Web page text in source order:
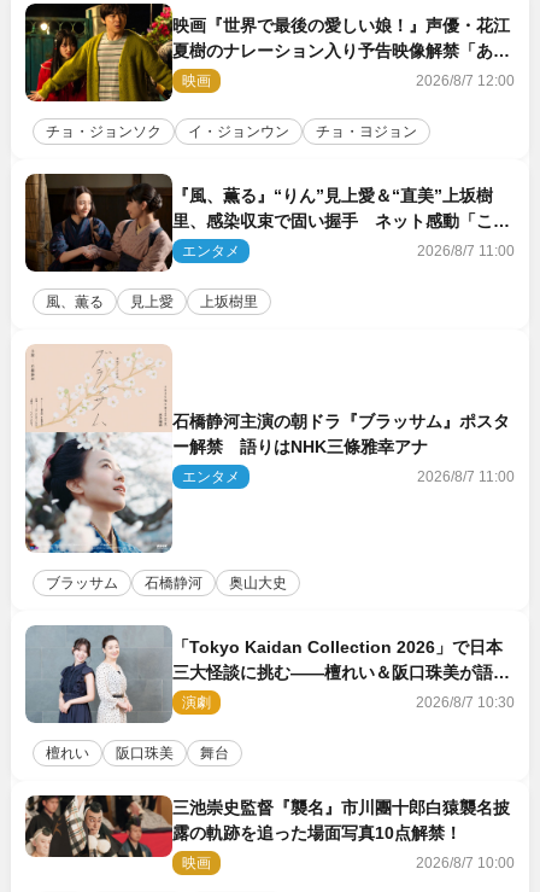
映画『世界で最後の愛しい娘！』声優・花江
夏樹のナレーション入り予告映像解禁「あふ
れ出る温かさに涙が止まらない！」
映画 2026/8/7 12:00
チョ・ジョンソク イ・ジョンウン チョ・ヨジョン
『風、薫る』“りん”見上愛＆“直美”上坂樹
里、感染収束で固い握手 ネット感動「この
バディは最強」「アツい」
エンタメ 2026/8/7 11:00
風、薫る 見上愛 上坂樹里
石橋静河主演の朝ドラ『ブラッサム』ポスタ
ー解禁 語りはNHK三條雅幸アナ
エンタメ 2026/8/7 11:00
ブラッサム 石橋静河 奥山大史
「Tokyo Kaidan Collection 2026」で日本
三大怪談に挑む――檀れい＆阪口珠美が語る
「牡丹灯籠」の新たな魅力
演劇 2026/8/7 10:30
檀れい 阪口珠美 舞台
三池崇史監督『襲名』市川團十郎白猿襲名披
露の軌跡を追った場面写真10点解禁！
映画 2026/8/7 10:00